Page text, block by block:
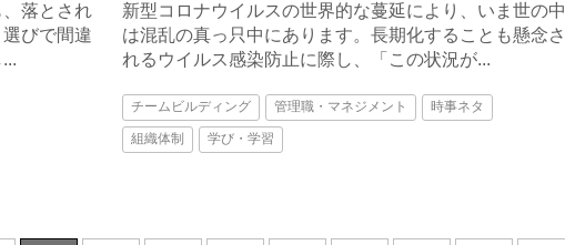
落とされ
びで間違
新型コロナウイルスの世界的な蔓延により、いま世の中
は混乱の真っ只中にあります。長期化することも懸念さ
れるウイルス感染防止に際し、「この状況が...
チームビルディング 管理職・マネジメント 時事ネタ
組織体制 学び・学習